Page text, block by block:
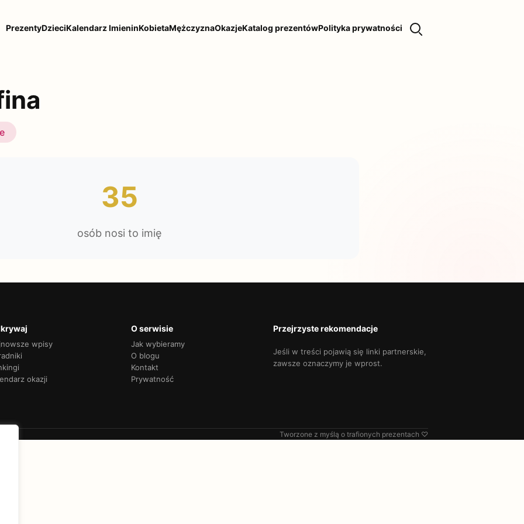
PrezentyDzieciKalendarz ImieninKobietaMężczyznaOkazjeKatalog prezentówPolityka prywatności
35
osób nosi to imię
wpisy
okazji
O serwisie
Jak wybieramy
O blogu
Kontakt
Prywatność
Przejrzyste rekomendacje
Jeśli w treści pojawią się linki partnerskie,
zawsze oznaczymy je wprost.
Tworzone z myślą o trafionych prezentach ♡